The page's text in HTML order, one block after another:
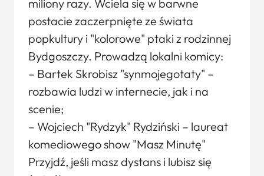
miliony razy. Wciela się w barwne
postacie zaczerpnięte ze świata
popkultury i "kolorowe" ptaki z rodzinnej
Bydgoszczy. Prowadzą lokalni komicy:
– Bartek Skrobisz "synmojegotaty" –
rozbawia ludzi w internecie, jak i na
scenie;
– Wojciech "Rydzyk" Rydziński – laureat
komediowego show "Masz Minutę"
Przyjdź, jeśli masz dystans i lubisz się